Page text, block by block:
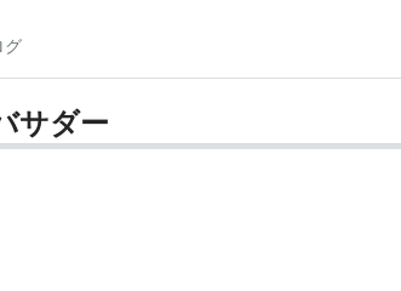
グ
サダー